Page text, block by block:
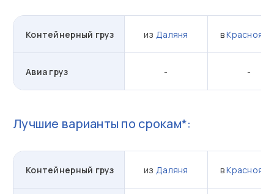
Контейнерный груз из Даляня в
Авиа груз - -
Лучшие варианты по срокам*:
Контейнерный груз из Даляня в